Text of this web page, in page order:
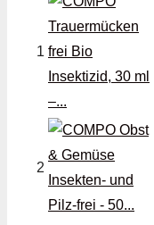
1
2